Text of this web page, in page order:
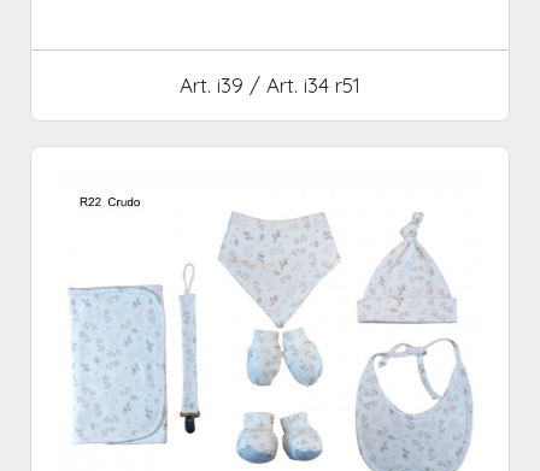
Art. i39 / Art. i34 r51